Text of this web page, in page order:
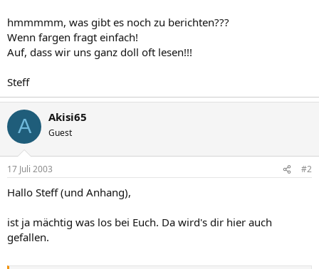
hmmmmm, was gibt es noch zu berichten???
Wenn fargen fragt einfach!
Auf, dass wir uns ganz doll oft lesen!!!
Steff
A Akisi65
Guest
17 Juli 2003 #2
Hallo Steff (und Anhang),
ist ja mächtig was los bei Euch. Da wird's dir hier auch
gefallen.